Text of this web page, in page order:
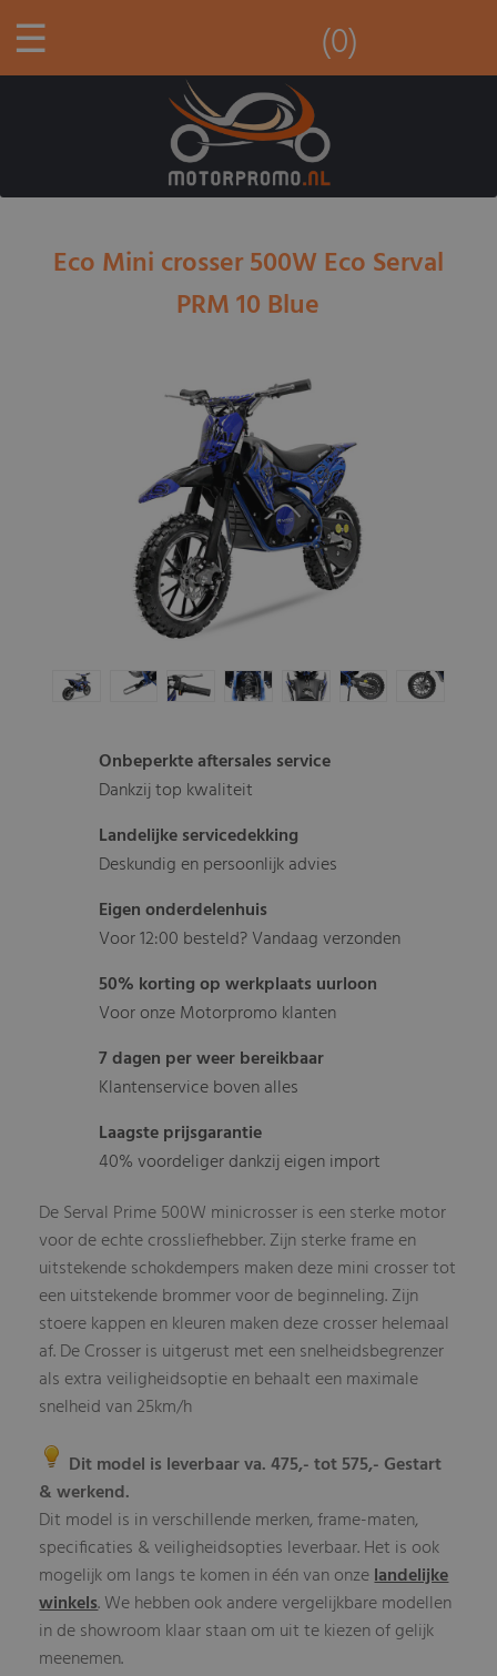
☰ (0)
Eco Mini crosser 500W Eco Serval
PRM 10 Blue
Onbeperkte aftersales service
Dankzij top kwaliteit
Landelijke servicedekking
Deskundig en persoonlijk advies
Eigen onderdelenhuis
Voor 12:00 besteld? Vandaag verzonden
50% korting op werkplaats uurloon
Voor onze Motorpromo klanten
7 dagen per weer bereikbaar
Klantenservice boven alles
Laagste prijsgarantie
40% voordeliger dankzij eigen import
De Serval Prime 500W minicrosser is een sterke motor
voor de echte crossliefhebber. Zijn sterke frame en
uitstekende schokdempers maken deze mini crosser tot
een uitstekende brommer voor de beginneling. Zijn
stoere kappen en kleuren maken deze crosser helemaal
af. De Crosser is uitgerust met een snelheidsbegrenzer
als extra veiligheidsoptie en behaalt een maximale
snelheid van 25km/h
Dit model is leverbaar va. 475,- tot 575,- Gestart
& werkend.
Dit model is in verschillende merken, frame-maten,
specificaties & veiligheidsopties leverbaar. Het is ook
mogelijk om langs te komen in één van onzelandelijke
winkels. We hebben ook andere vergelijkbare modellen
in de showroom klaar staan om uit te kiezen of gelijk
meenemen.